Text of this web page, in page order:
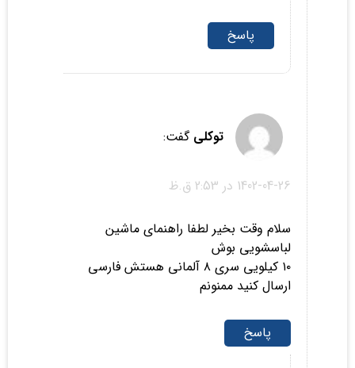
پاسخ
توکلی گفت:
1402-04-26 در 2:53 ق.ظ
سلام وقت بخیر لطفا راهنمای ماشین
لباسشویی بوش
۱۰ کیلویی سری ۸ آلمانی هستش فارسی
ارسال کنید ممنونم
پاسخ